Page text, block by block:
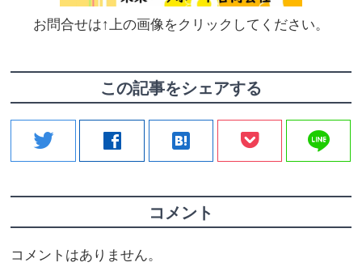
お問合せは↑上の画像をクリックしてください。
この記事をシェアする
twitter facebook hatenabookmark line
コメント
コメントはありません。